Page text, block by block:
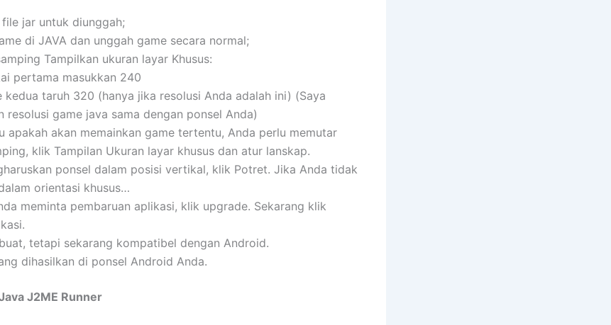
jar untuk diunggah;
di JAVA dan unggah game secara normal;
Tampilkan ukuran layar Khusus:
pertama masukkan 240
kedua taruh 320 (hanya jika resolusi Anda adalah ini) (Saya
resolusi game java sama dengan ponsel Anda)
apakah akan memainkan game tertentu, Anda perlu memutar
klik Tampilan Ukuran layar khusus dan atur lanskap.
ponsel dalam posisi vertikal, klik Potret. Jika Anda tidak
orientasi khusus…
meminta pembaruan aplikasi, klik upgrade. Sekarang klik
tetapi sekarang kompatibel dengan Android.
dihasilkan di ponsel Android Anda.
J2ME Runner